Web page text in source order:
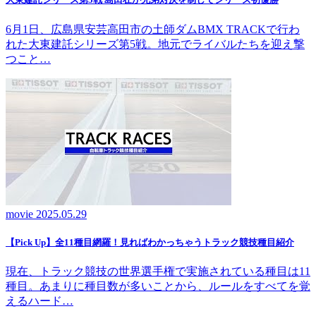
6月1日、広島県安芸高田市の土師ダムBMX TRACKで行わ
れた大東建託シリーズ第5戦。地元でライバルたちを迎え撃
つこと…
movie 2025.05.29
【Pick Up】全11種目網羅！見ればわかっちゃうトラック競技種目紹介
現在、トラック競技の世界選手権で実施されている種目は11
種目。あまりに種目数が多いことから、ルールをすべてを覚
えるハード…